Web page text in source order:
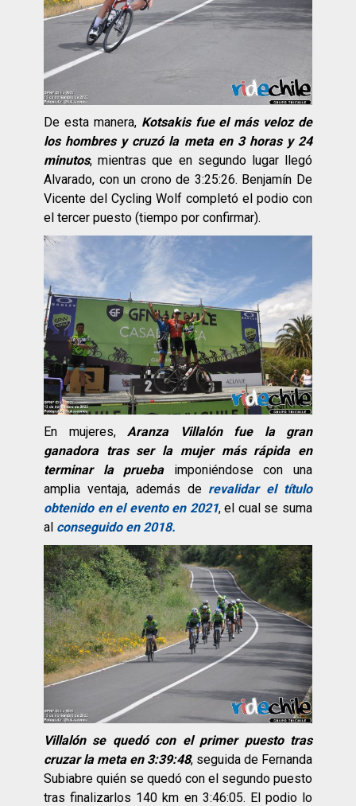
De esta manera, Kotsakis fue el más veloz de
los hombres y cruzó la meta en 3 horas y 24
minutos, mientras que en segundo lugar llegó
Alvarado, con un crono de 3:25:26. Benjamín De
Vicente del Cycling Wolf completó el podio con
el tercer puesto (tiempo por confirmar).
En mujeres, Aranza Villalón fue la gran
ganadora tras ser la mujer más rápida en
terminar la pruebaimponiéndose con una
amplia ventaja, además de revalidar el título
obtenido en el evento en 2021, el cual se suma
al conseguido en 2018.
Villalón se quedó con el primer puesto tras
cruzar la meta en 3:39:48, seguida de Fernanda
Subiabre quién se quedó con el segundo puesto
tras finalizarlos 140 km en 3:46:05. El podio lo